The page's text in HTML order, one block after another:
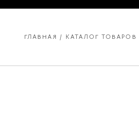
ГЛАВНАЯ КАТАЛОГ ТОВАРОВ